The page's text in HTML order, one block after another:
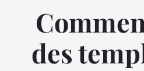
des